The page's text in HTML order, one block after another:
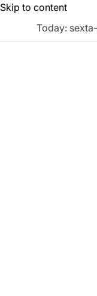
Skip to content
Today: